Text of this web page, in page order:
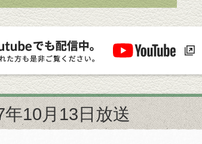
年10月13日放送